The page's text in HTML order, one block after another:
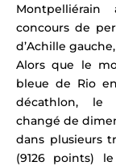
concours de
d’Achille
Alors que le
bleue de Rio
décathlon, le
changé de
dans plusieurs
(9126 points)